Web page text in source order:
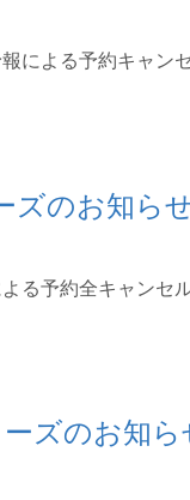
による予約キャン
ズのお知ら
る予約全キャンセ
ズのお知ら